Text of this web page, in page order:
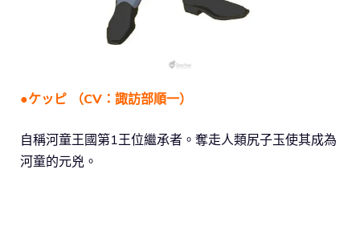
●ケッピ （CV：諏訪部順一）
自稱河童王國第1王位繼承者。奪走人類尻子玉使其成為
河童的元兇。